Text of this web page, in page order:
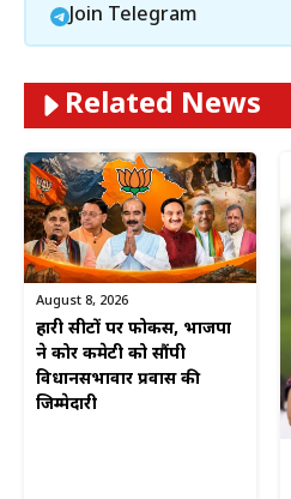
Join Telegram
Related News
August 8, 2026
हारी सीटों पर फोकस, भाजपा
ने कोर कमेटी को सौंपी
विधानसभावार प्रवास की
जिम्मेदारी